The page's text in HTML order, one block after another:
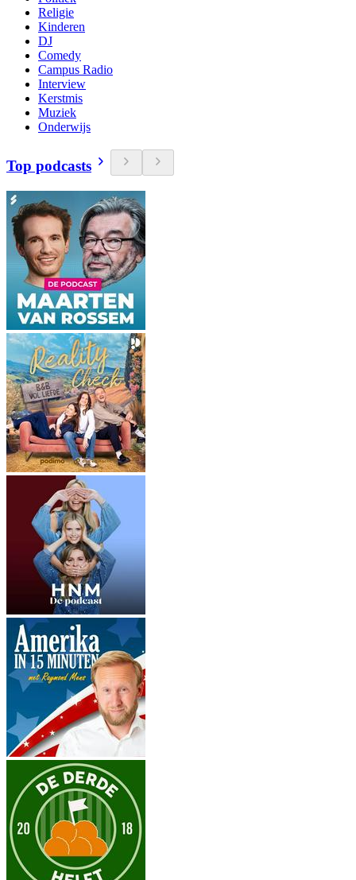
Religie
Kinderen
DJ
Comedy
Campus Radio
Interview
Kerstmis
Muziek
Onderwijs
Top podcasts